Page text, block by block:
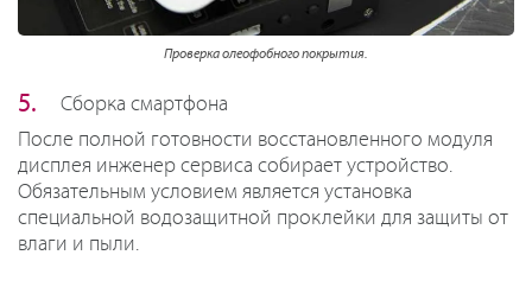
Проверка олеофобного покрытия.
Сборка смартфона
После полной готовности восстановленного модуля
дисплея инженер сервиса собирает устройство.
Обязательным условием является установка
специальной водозащитной проклейки для защиты от
влаги и пыли.